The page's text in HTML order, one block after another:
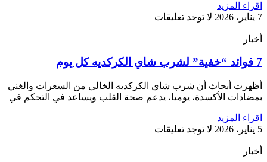
اقراء المزيد
7 يناير، 2026
لا توجد تعليقات
أخبار
7 فوائد “خفية” لشرب شاي الكركديه كل يوم
أظهرت أبحاث أن شرب شاي الكركديه الخالي من السعرات والغني
بمضادات الأكسدة، يوميا، يدعم صحة القلب ويساعد في التحكم في
اقراء المزيد
5 يناير، 2026
لا توجد تعليقات
أخبار